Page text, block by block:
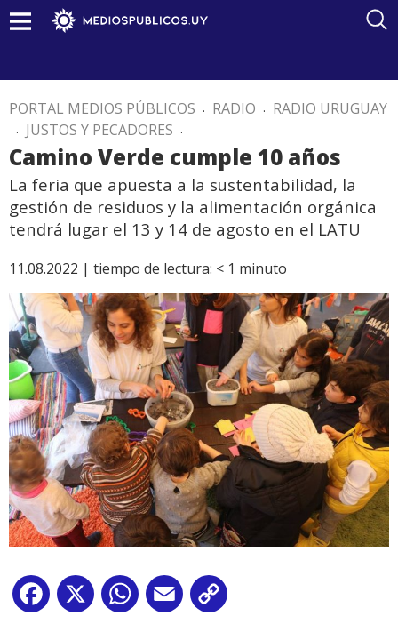
PORTAL MEDIOS PÚBLICOS . RADIO . RADIO URUGUAY
. JUSTOS Y PECADORES .
Camino Verde cumple 10 años
La feria que apuesta a la sustentabilidad, la
gestión de residuos y la alimentación orgánica
tendrá lugar el 13 y 14 de agosto en el LATU
11.08.2022 | tiempo de lectura: < 1 minuto
Facebook
X WhatsApp
Email